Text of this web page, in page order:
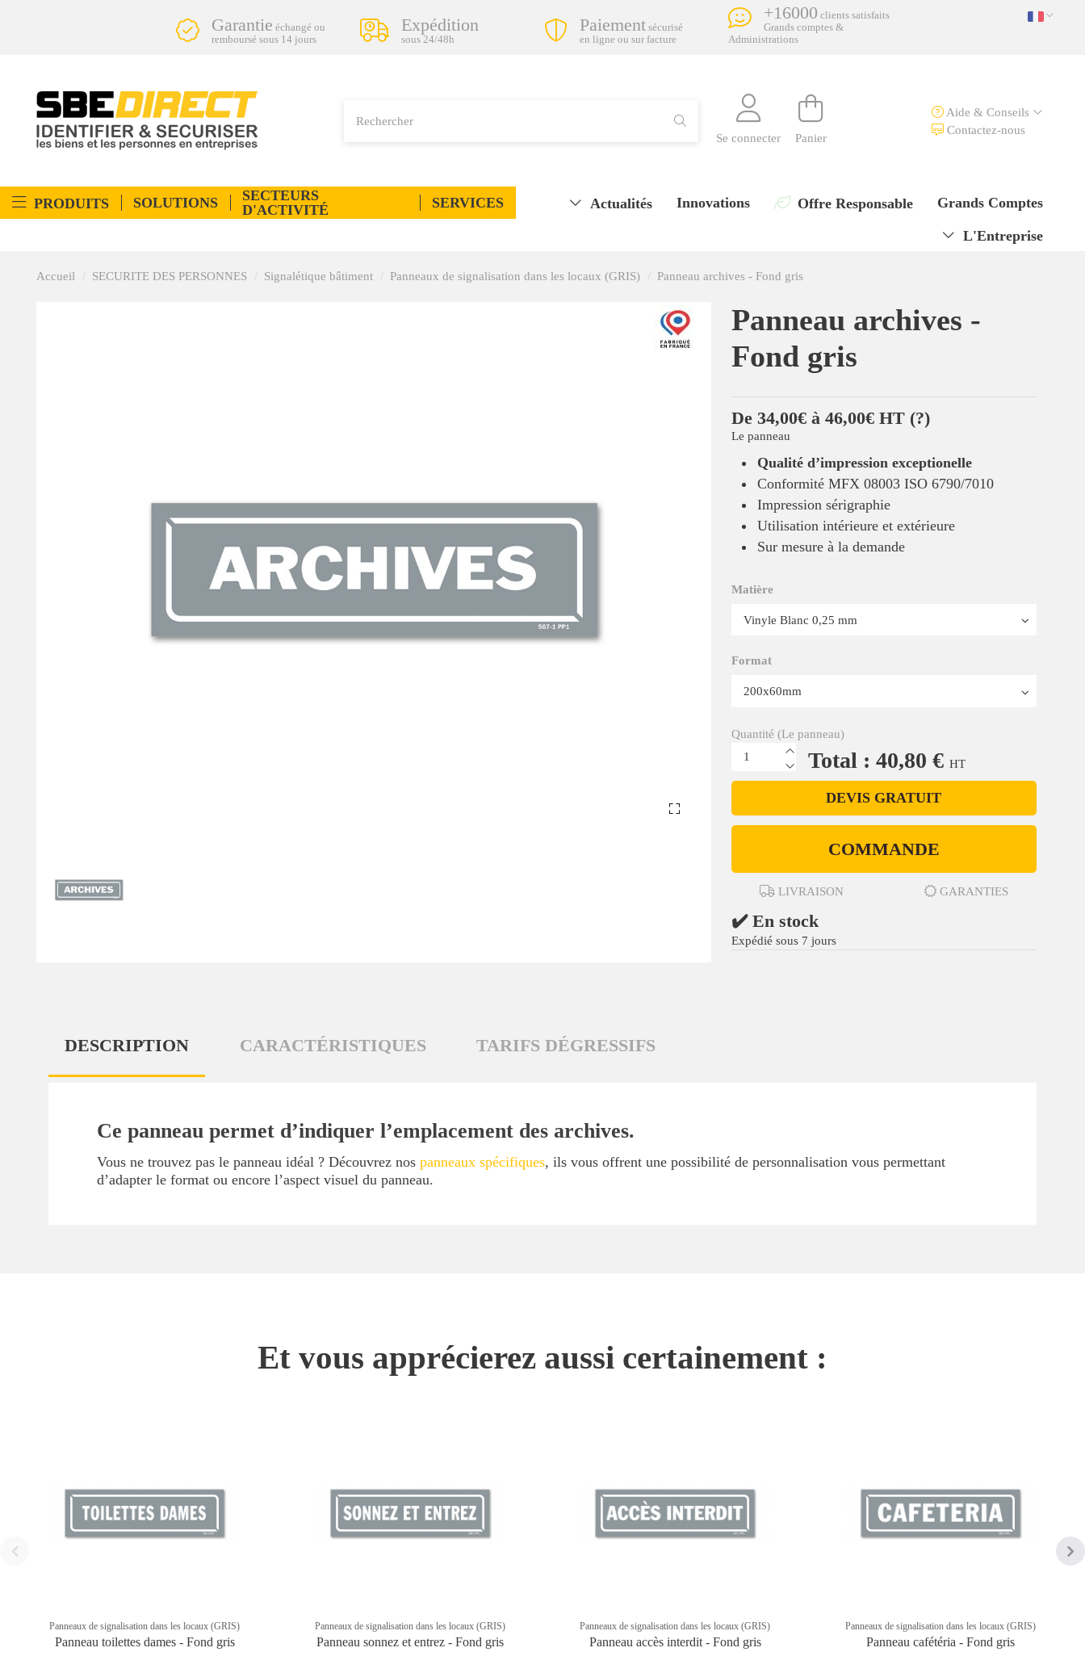
Garantie échangé ou
remboursé sous 14 jours
Expédition
sous 24/48h
Paiement sécurisé
en ligne ou sur facture
+16000 clients satisfaits
Grands comptes &
Administrations
Se connecter Panier
Aide & Conseils
Contactez-nous
PRODUITS SOLUTIONS
SECTEURS
D'ACTIVITÉ
SERVICES Grands Comptes
Offre Responsable
Innovations
Actualités
L'Entreprise
Accueil SECURITE DES PERSONNES Signalétique bâtiment Panneaux de signalisation dans les locaux (GRIS) Panneau archives - Fond gris
Panneau archives -
Fond gris
De 34,00€ à 46,00€ HT (?)
Le panneau
Qualité d’impression exceptionelle
Conformité MFX 08003 ISO 6790/7010
Impression sérigraphie
Utilisation intérieure et extérieure
Sur mesure à la demande
Matière
Format
Quantité (Le panneau)
Total : 40,80 € HT
DEVIS GRATUIT
COMMANDE
LIVRAISON GARANTIES
✔️ En stock
Expédié sous 7 jours
DESCRIPTION CARACTÉRISTIQUES TARIFS DÉGRESSIFS
Ce panneau permet d’indiquer l’emplacement des archives.
Vous ne trouvez pas le panneau idéal ? Découvrez nos panneaux spécifiques, ils vous offrent une possibilité de personnalisation vous permettant
d’adapter le format ou encore l’aspect visuel du panneau.
Et vous apprécierez aussi certainement :
Panneaux de signalisation dans les locaux (GRIS)
Panneau toilettes dames - Fond gris
Panneaux de signalisation dans les locaux (GRIS)
Panneau sonnez et entrez - Fond gris
Panneaux de signalisation dans les locaux (GRIS)
Panneau accès interdit - Fond gris
Panneaux de signalisation dans les locaux (GRIS)
Panneau cafétéria - Fond gris